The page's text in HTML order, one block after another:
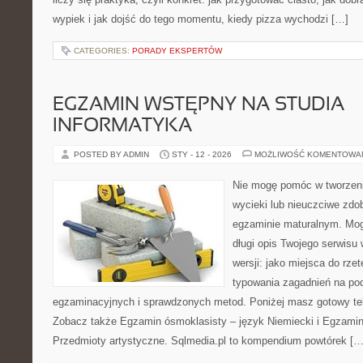
wypiek i jak dojść do tego momentu, kiedy pizza wychodzi […]
CATEGORIES: PORADY EKSPERTÓW
EGZAMIN WSTĘPNY NA STUDIA –
INFORMATYKA
POSTED BY ADMIN STY - 12 - 2026 MOŻLIWOŚĆ
Nie mogę pomóc w
wycieki lub nieuczciwe
egzaminie maturalnym.
długi opis Twojego
wersji: jako miejsca do
typowania zagadnień na
egzaminacyjnych i sprawdzonych metod. Poniżej masz gotowy
Zobacz także Egzamin ósmoklasisty – język Niemiecki i
Przedmioty artystyczne. Sqlmedia.pl to kompendium powtórek